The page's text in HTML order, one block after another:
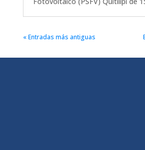
« Entradas más antiguas